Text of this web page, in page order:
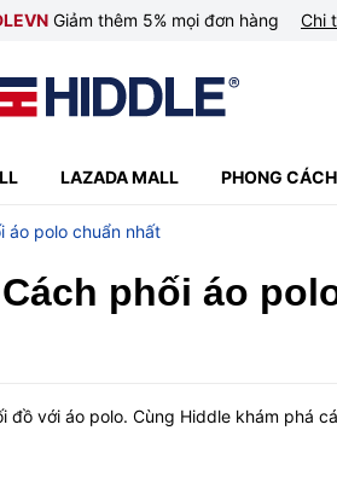
Giảm thêm 5% mọi đơn hàng Chi
LAZADA MALL PHONG
áo polo chuẩn nhất
phối áo
với áo polo. Cùng Hiddle khám phá